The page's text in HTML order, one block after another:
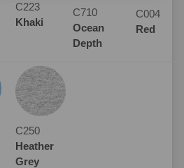
C223
Khaki
C710
Ocean
Depth
C004
Red
C250
Heather
Grey